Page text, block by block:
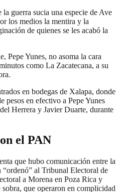
guerra sucia una especie de Ave
los medios la mentira y la
de quienes se les acabó la
Pepe Yunes, no asoma la cara
como La Zacatecana, a su
en bodegas de Xalapa, donde
pesos en efectivo a Pepe Yunes
Herrera y Javier Duarte, durante
el PAN
que hubo comunicación entre la
“ordenó” al Tribunal Electoral de
a Morena en Poza Rica y
que operaron en complicidad